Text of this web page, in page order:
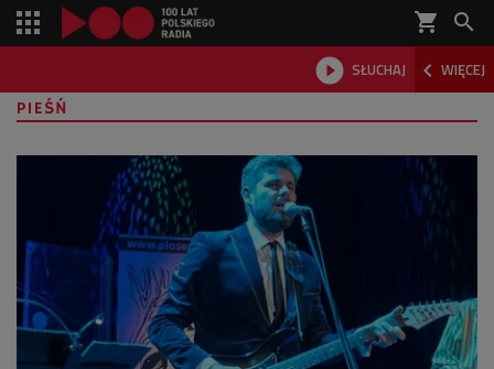
shopping_cart 
 SŁUCHAJ  WIĘCEJ

PIEŚŃ